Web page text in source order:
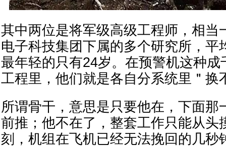
其中两位是将军级高级工程师，相当
电子科技集团下属的多个研究所，平
最年轻的只有24岁。在预警机这种成
工程里，他们就是各自分系统里＂换
所谓骨干，意思是只要他在，下面那
前推；他不在了，整套工作只能从头
刻，机组在飞机已经无法挽回的几秒